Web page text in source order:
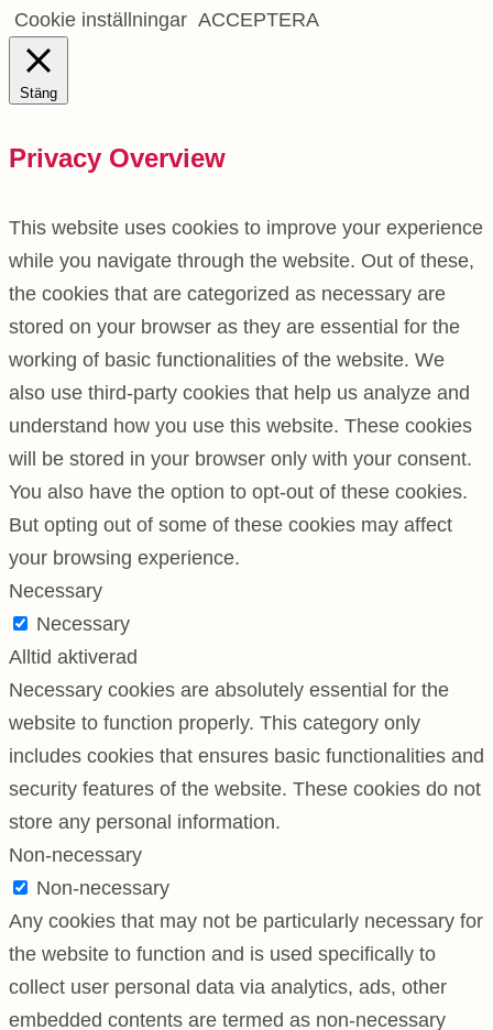
Cookie inställningar ACCEPTERA
Stäng
Privacy Overview
This website uses cookies to improve your experience
while you navigate through the website. Out of these,
the cookies that are categorized as necessary are
stored on your browser as they are essential for the
working of basic functionalities of the website. We
also use third-party cookies that help us analyze and
understand how you use this website. These cookies
will be stored in your browser only with your consent.
You also have the option to opt-out of these cookies.
But opting out of some of these cookies may affect
your browsing experience.
Necessary
Necessary
Alltid aktiverad
Necessary cookies are absolutely essential for the
website to function properly. This category only
includes cookies that ensures basic functionalities and
security features of the website. These cookies do not
store any personal information.
Non-necessary
Non-necessary
Any cookies that may not be particularly necessary for
the website to function and is used specifically to
collect user personal data via analytics, ads, other
embedded contents are termed as non-necessary